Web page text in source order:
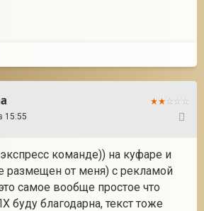
15:55
команде)) на куфаре и
размещен от меня) с рекламой
самое вообще простое что
буду благодарна, текст тоже